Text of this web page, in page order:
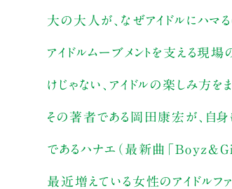
大の大人が、なぜアイドルにハマ
アイドルムーブメントを支える現
けじゃない、アイドルの楽しみ方を
その著者である岡田康宏が、自身
であるハナエ（最新曲「
最近増えている女性のアイドルフ